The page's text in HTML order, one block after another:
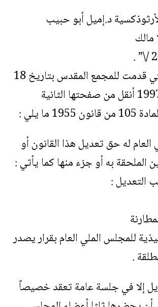
د.إميل أبو حبيب
مالك
ومن الفذلكة التي قدمت للمجمع المقدس بتاريخ 18
تشرين الثاني 1997 أنقل من صفحتها الثانية
ما يلي :
له حق تعديل هذا القانون أو
الملحقة به أو جزء منها كما يأتي :
للمجلس الملي العام بقرار يصدر
.
إلا في جلسة عامة تعقد خصيصاً